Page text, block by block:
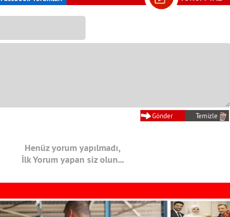
Henüz yorum yapılmadı,
İlk Yorum yapan siz olun...